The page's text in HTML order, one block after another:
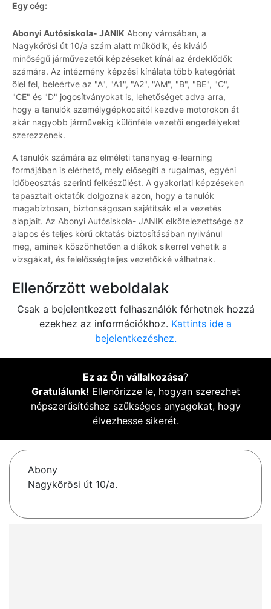
Egy cég:
Abonyi Autósiskola- JANIK Abony városában, a
Nagykőrösi út 10/a szám alatt működik, és kiváló
minőségű járművezetői képzéseket kínál az érdeklődők
számára. Az intézmény képzési kínálata több kategóriát
ölel fel, beleértve az "A", "A1", "A2", "AM", "B", "BE", "C",
"CE" és "D" jogosítványokat is, lehetőséget adva arra,
hogy a tanulók személygépkocsitól kezdve motorokon át
akár nagyobb járművekig különféle vezetői engedélyeket
szerezzenek.
A tanulók számára az elméleti tananyag e-learning
formájában is elérhető, mely elősegíti a rugalmas, egyéni
időbeosztás szerinti felkészülést. A gyakorlati képzéseken
tapasztalt oktatók dolgoznak azon, hogy a tanulók
magabiztosan, biztonságosan sajátítsák el a vezetés
alapjait. Az Abonyi Autósiskola- JANIK elkötelezettsége az
alapos és teljes körű oktatás biztosításában nyilvánul
meg, aminek köszönhetően a diákok sikerrel vehetik a
vizsgákat, és felelősségteljes vezetőkké válhatnak.
Ellenőrzött weboldalak
Csak a bejelentkezett felhasználók férhetnek hozzá
ezekhez az információkhoz. Kattints ide a
bejelentkezéshez.
Ez az Ön vállalkozása?
Gratulálunk! Ellenőrizze le, hogyan szerezhet
népszerűsítéshez szükséges anyagokat, hogy
élvezhesse sikerét.
Abony
Nagykőrösi út 10/a.